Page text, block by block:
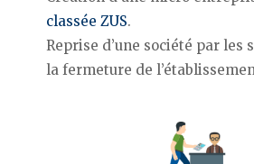
classée ZUS.
Reprise d’une société par les
la fermeture de